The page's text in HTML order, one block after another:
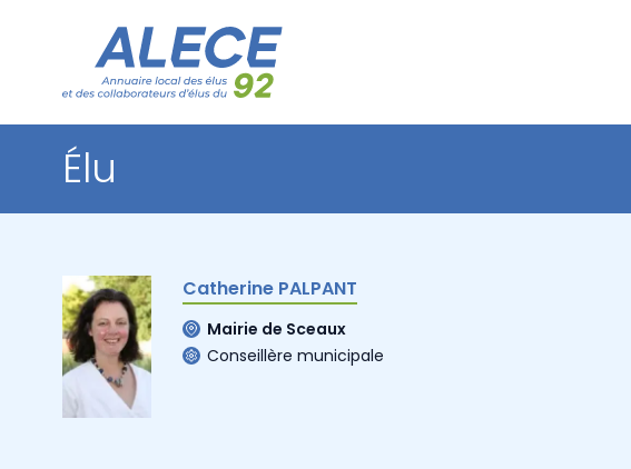
Élu
Catherine PALPANT
Mairie de Sceaux
Conseillère municipale